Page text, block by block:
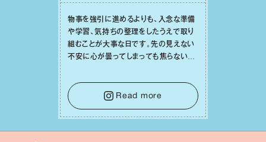
物事を強引に進めるよりも、⼊念な準備
や学習、気持ちの整理をしたうえで取り
組むことが⼤事な⽇です。先の⾒えない
不安に⼼が曇ってしまっても焦らない
⾝や疲れていそうな⼈をいたわることに
時間を使いましょう。ここでしっかりとエ
ネルギーを蓄え、困難を乗り越える⼒に
変えましょう。
Read more